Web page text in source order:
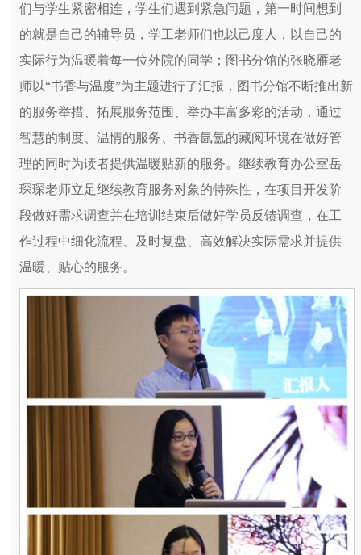
们与学生紧密相连，学生们遇到紧急问题，第一时间想到
的就是自己的辅导员，学工老师们也以己度人，以自己的
实际行为温暖着每一位外院的同学；图书分馆的张晓雁老
师以“书香与温度”为主题进行了汇报，图书分馆不断推出新
的服务举措、拓展服务范围、举办丰富多彩的活动，通过
智慧的制度、温情的服务、书香氤氲的藏阅环境在做好管
理的同时为读者提供温暖贴新的服务。继续教育办公室岳
琛琛老师立足继续教育服务对象的特殊性，在项目开发阶
段做好需求调查并在培训结束后做好学员反馈调查，在工
作过程中细化流程、及时复盘、高效解决实际需求并提供
温暖、贴心的服务。